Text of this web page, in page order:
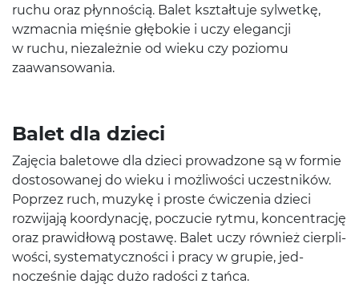
ruchu oraz płyn­noś­cią. Balet ksz­tał­tuje syl­wetkę,
wzmac­nia mięśnie głębokie i uczy ele­gancji
w ruchu, nieza­leżnie od wieku czy poziomu
zaawansowania.
Balet dla dzieci
Zaję­cia bale­towe dla dzieci prowad­zone są w formie
dos­tosowanej do wieku i możli­wości uczest­ników.
Poprzez ruch, muzykę i proste ćwiczenia dzieci
rozwi­jają koor­dy­nację, poczu­cie rytmu, kon­cen­trację
oraz praw­idłową postawę. Balet uczy również cier­pli­
wości, sys­tem­aty­czności i pracy w grupie, jed­
nocześnie dając dużo radości z tańca.